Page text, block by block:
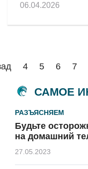
06.04.2026
4 5 6 7
САМОЕ
РАЗЪЯСНЯЕМ
Будьте
на домашний
27.05.2023